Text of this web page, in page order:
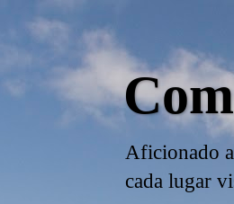
Aficionado
cada lugar